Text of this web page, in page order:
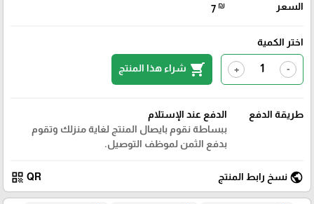
السعر 7 ₪
اختر الكمية
-
+
shopping_cart شراء هذا المنتج
طريقة الدفع
الدفع عند الإستلام
ببساطة نقوم بايصال المنتج لغاية منزلك وتقوم
بدفع الثمن لموظف التوصيل.
public نسخ رابط المنتج QR
qr_code